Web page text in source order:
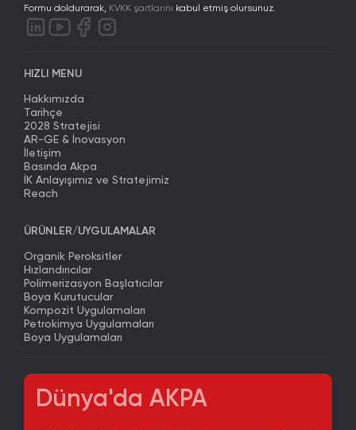
Formu doldurarak, KVKK şartlarını kabul etmiş olursunuz.
HIZLI MENU
Hakkımızda
Tarihçe
2028 Stratejisi
AR-GE & İnovasyon
İletişim
Basında Akpa
İK Anlayışımız ve Stratejimiz
Reach
ÜRÜNLER/UYGULAMALAR
Organik Peroksitler
Hızlandırıcılar
Polimerizasyon Başlatıcılar
Boya Kurutucular
Kompozit Uygulamaları
Petrokimya Uygulamaları
Boya Uygulamaları
Dünya'da AKPA